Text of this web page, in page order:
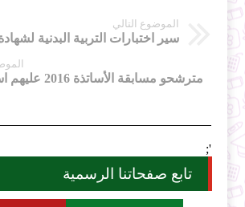
الموضوع التالي
';
تابع صفحاتنا الرسمية